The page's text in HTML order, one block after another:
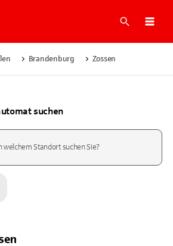
Suche
Brandenburg Zossen
suchen